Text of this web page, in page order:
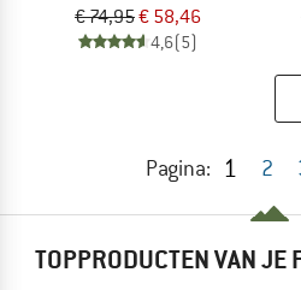
€ 74,95€ 58,46
4,6(5)
Pagina: 1 2
TOPPRODUCTEN VAN JE